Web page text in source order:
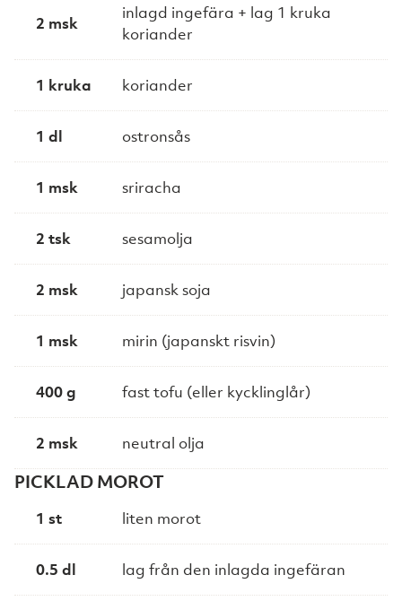
2 msk
inlagd ingefära + lag 1 kruka
koriander
1 kruka koriander
1 dl ostronsås
1 msk sriracha
2 tsk sesamolja
2 msk japansk soja
1 msk mirin (japanskt risvin)
400 g fast tofu (eller kycklinglår)
2 msk neutral olja
PICKLAD MOROT
1 st liten morot
0.5 dl lag från den inlagda ingefäran